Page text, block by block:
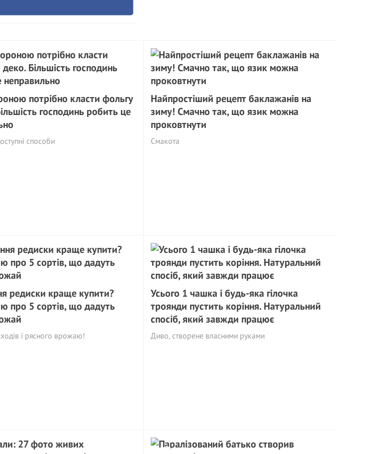
потрібно класти фольгу
господинь робить це
способи
Найпростіший рецепт баклажанів на
зиму! Смачно так, що язик можна
проковтнути
Смакота
редиски краще купити?
про 5 сортів, що дадуть
і рясного врожаю!
Усього 1 чашка і будь-яка гілочка
троянди пустить коріння. Натуральний
спосіб, який завжди працює
Диво, створене власними руками